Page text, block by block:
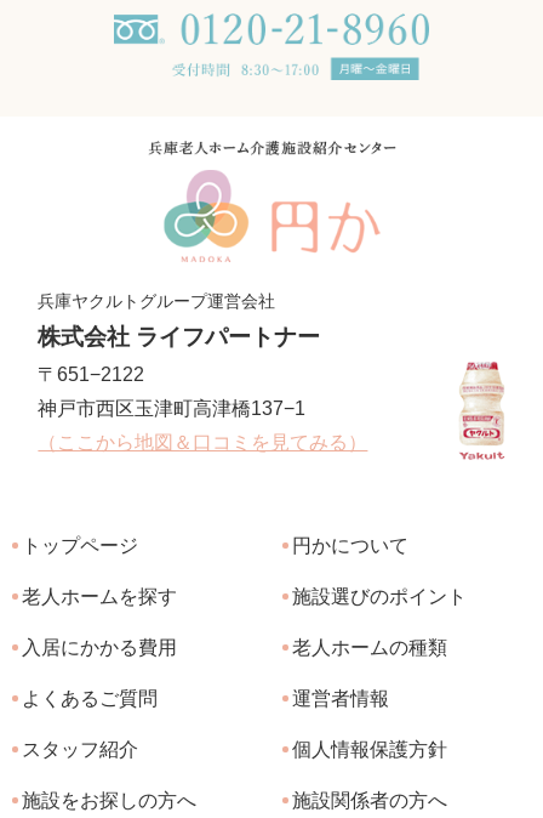
兵庫ヤクルトグループ運営会社
株式会社 ライフパートナー
〒651−2122
神戸市西区玉津町高津橋137−1
（ここから地図＆口コミを見てみる）
トップページ 円かについて
老人ホームを探す 施設選びのポイント
入居にかかる費用 老人ホームの種類
よくあるご質問 運営者情報
スタッフ紹介 個人情報保護方針
施設をお探しの方へ 施設関係者の方へ